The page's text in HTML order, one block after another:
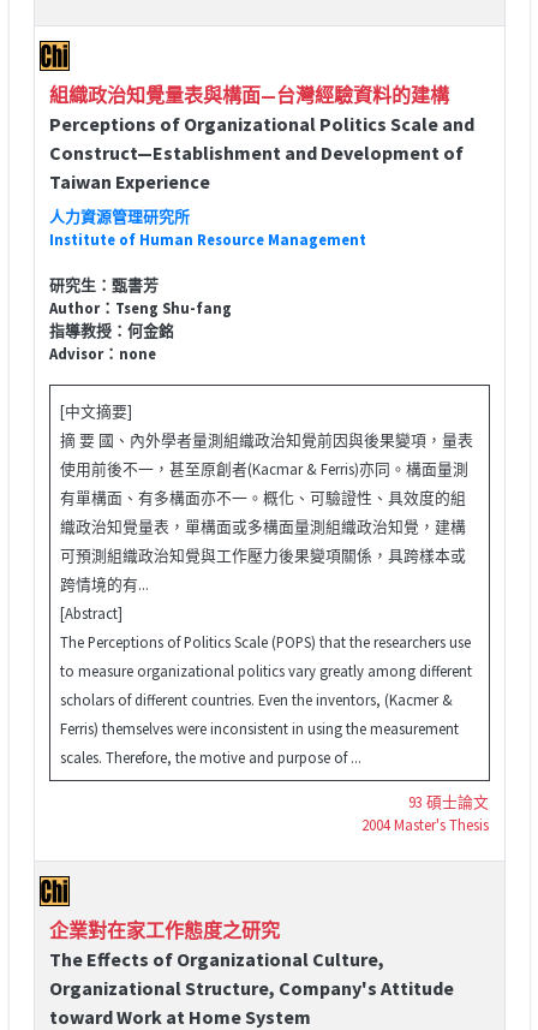
組織政治知覺量表與構面—台灣經驗資料的建構
Perceptions of Organizational Politics Scale and
Construct—Establishment and Development of
Taiwan Experience
人力資源管理研究所
Institute of Human Resource Management
研究生：甄書芳
Author：Tseng Shu-fang
指導教授：何金銘
Advisor：none
[中文摘要]
摘 要 國、內外學者量測組織政治知覺前因與後果變項，量表
使用前後不一，甚至原創者(Kacmar & Ferris)亦同。構面量測
有單構面、有多構面亦不一。概化、可驗證性、具效度的組
織政治知覺量表，單構面或多構面量測組織政治知覺，建構
可預測組織政治知覺與工作壓力後果變項關係，具跨樣本或
跨情境的有...
[Abstract]
The Perceptions of Politics Scale (POPS) that the researchers use
to measure organizational politics vary greatly among different
scholars of different countries. Even the inventors, (Kacmer &
Ferris) themselves were inconsistent in using the measurement
scales. Therefore, the motive and purpose of ...
93 碩士論文
2004 Master's Thesis
企業對在家工作態度之研究
The Effects of Organizational Culture,
Organizational Structure, Company's Attitude
toward Work at Home System